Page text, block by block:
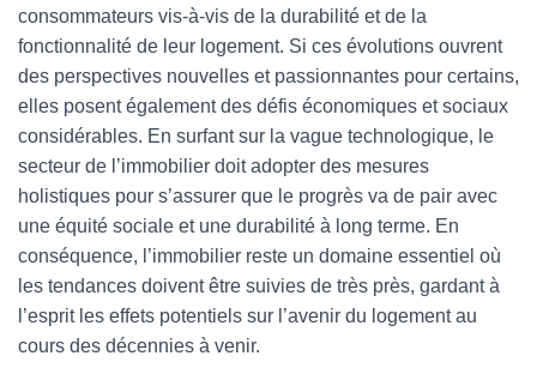
consommateurs vis-à-vis de la durabilité et de la
fonctionnalité de leur logement. Si ces évolutions ouvrent
des perspectives nouvelles et passionnantes pour certains,
elles posent également des défis économiques et sociaux
considérables. En surfant sur la vague technologique, le
secteur de l’immobilier doit adopter des mesures
holistiques pour s’assurer que le progrès va de pair avec
une équité sociale et une durabilité à long terme. En
conséquence, l’immobilier reste un domaine essentiel où
les tendances doivent être suivies de très près, gardant à
l’esprit les effets potentiels sur l’avenir du logement au
cours des décennies à venir.